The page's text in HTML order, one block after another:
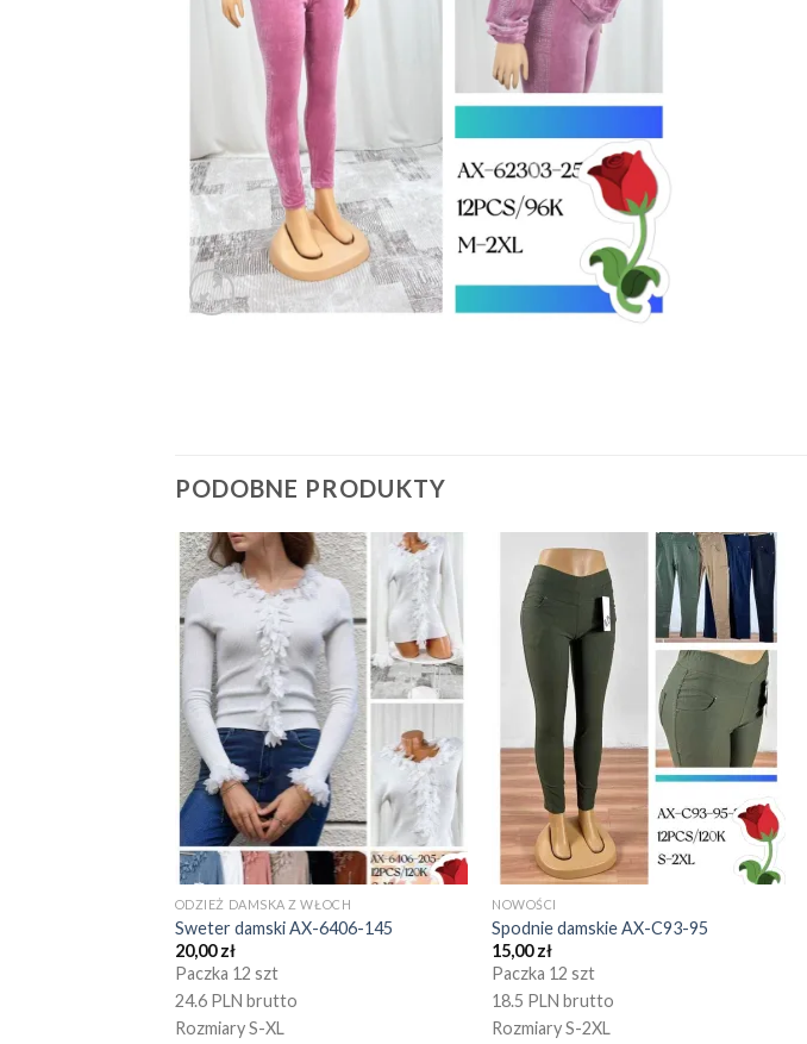
PODOBNE PRODUKTY
ODZIEŻ DAMSKA Z WŁOCH
Sweter damski AX-6406-145
20,00zł
Paczka 12 szt
24.6 PLN brutto
Rozmiary S-XL
NOWOŚCI
Spodnie damskie AX-C93-95
15,00zł
Paczka 12 szt
18.5 PLN brutto
Rozmiary S-2XL